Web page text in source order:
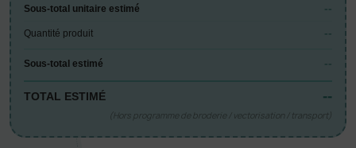
Sous-total unitaire estimé --
Quantité produit --
Sous-total estimé --
TOTAL ESTIMÉ --
(Hors programme de broderie / vectorisation / transport)